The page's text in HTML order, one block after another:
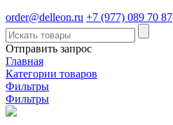
order@delleon.ru +7 (977) 089 70 87
Отправить запрос
Главная
Категории товаров
Фильтры
Фильтры